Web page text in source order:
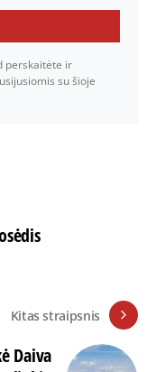
perskaitėte ir
su šioje
Kitas straipsnis
Daiva